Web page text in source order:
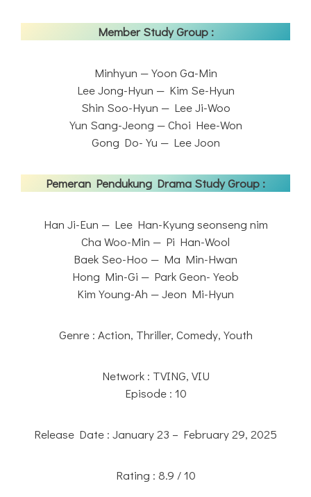
Member Study Group :
Minhyun — Yoon Ga-Min
Lee Jong-Hyun — Kim Se-Hyun
Shin Soo-Hyun — Lee Ji-Woo
Yun Sang-Jeong — Choi Hee-Won
Gong Do-Yu — Lee Joon
Pemeran Pendukung Drama Study Group :
Han Ji-Eun — Lee Han-Kyung seonseng nim
Cha Woo-Min — Pi Han-Wool
Baek Seo-Hoo — Ma Min-Hwan
Hong Min-Gi — Park Geon-Yeob
Kim Young-Ah — Jeon Mi-Hyun
Genre : Action, Thriller, Comedy, Youth
Network : TVING, VIU
Episode : 10
Release Date : January 23 – February 29, 2025
Rating : 8.9 / 10